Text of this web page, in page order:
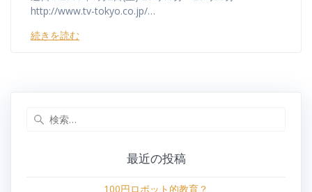
http://www.tv-tokyo.co.jp/…
続きを読む
最近の投稿
100円ロボット的教育？